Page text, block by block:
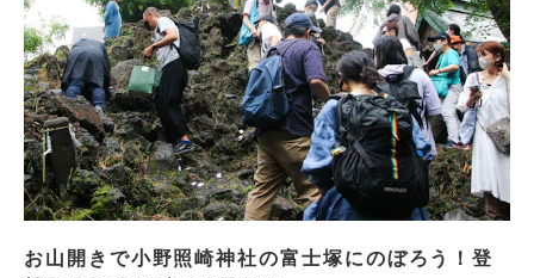
お山開きで小野照崎神社の富士塚にのぼろう！登